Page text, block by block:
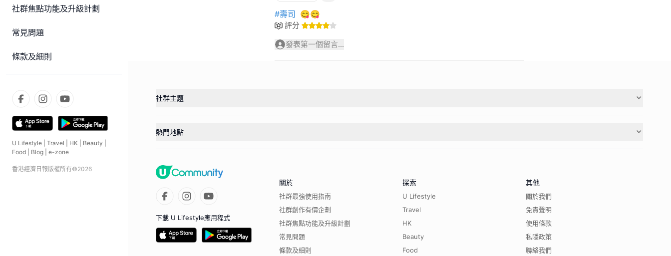
社群焦點功能及升級計劃
常見問題
條款及細則
U Lifestyle Travel HK Beauty
Food
Blog e-zone
香港經濟日報版權所有©2026
#壽司 😋😋
評分
發表第一個留言...
社群主題
熱門地點
下載 U Lifestyle應用程式
關於
社群最強使用指南
社群創作有價企劃
社群焦點功能及升級計劃
常見問題
條款及細則
探索
U Lifestyle
Travel
HK
Beauty
Food
其他
關於我們
免責聲明
使用條款
私隱政策
聯絡我們